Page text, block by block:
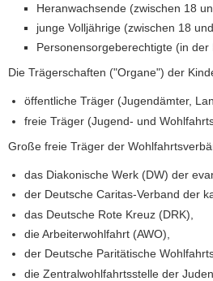
Heranwachsende (zwischen 18
junge Volljährige (zwischen 18
Personensorgeberechtigte (in
Die Trägerschaften ("Organe") der
öffentliche Träger (Jugendämter,
freie Träger (Jugend- und
Große freie Träger der
das Diakonische Werk (DW) der
der Deutsche Caritas-Verband der
das Deutsche Rote Kreuz (DRK),
die Arbeiterwohlfahrt (AWO),
der Deutsche Paritätische
die Zentralwohlfahrtsstelle der